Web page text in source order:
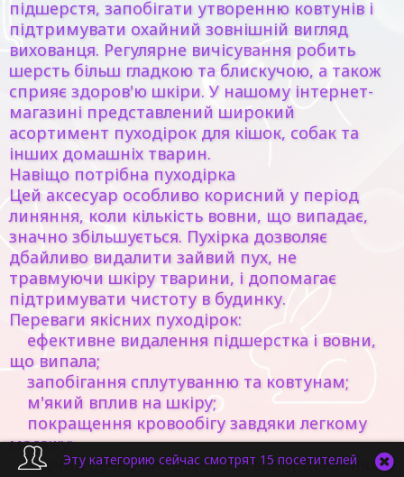
підшерстя, запобігати утворенню ковтунів і
підтримувати охайний зовнішній вигляд
вихованця. Регулярне вичісування робить
шерсть більш гладкою та блискучою, а також
сприяє здоров'ю шкіри. У нашому інтернет-
магазині представлений широкий
асортимент пуходірок для кішок, собак та
інших домашніх тварин.
Навіщо потрібна пуходірка
Цей аксесуар особливо корисний у період
линяння, коли кількість вовни, що випадає,
значно збільшується. Пухірка дозволяє
дбайливо видалити зайвий пух, не
травмуючи шкіру тварини, і допомагає
підтримувати чистоту в будинку.
Переваги якісних пуходірок:
ефективне видалення підшерстка і вовни,
що випала;
запобігання сплутуванню та ковтунам;
м'який вплив на шкіру;
покращення кровообігу завдяки легкому
масажу;
зручна ручка для зручного використання;
Эту категорию сейчас смотрят 15 посетителей